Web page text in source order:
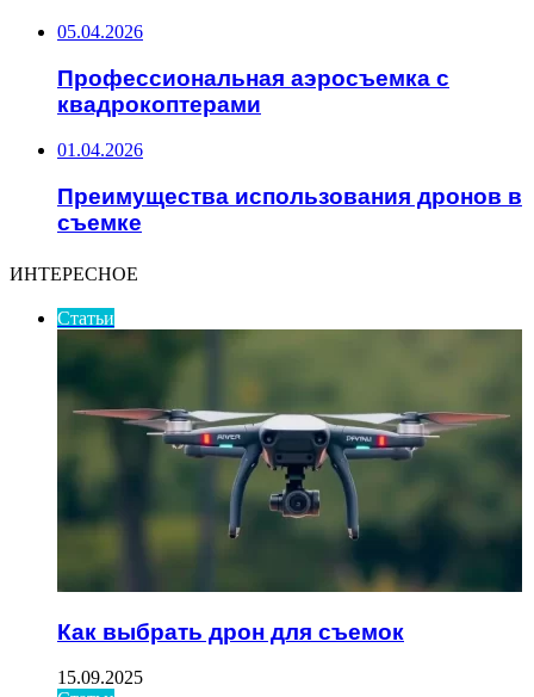
05.04.2026
Профессиональная аэросъемка с
квадрокоптерами
01.04.2026
Преимущества использования дронов в
съемке
ИНТЕРЕСНОЕ
Статьи
Как выбрать дрон для съемок
15.09.2025